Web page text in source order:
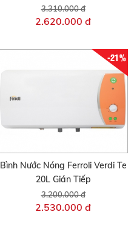
3.310.000 đ
2.620.000 đ
-21%
Bình Nước Nóng Ferroli Verdi Te
20L Gián Tiếp
3.200.000 đ
2.530.000 đ